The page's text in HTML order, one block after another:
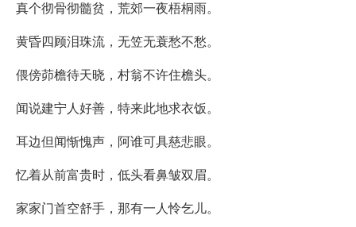
真个彻骨彻髓贫，荒郊一夜梧桐雨。
黄昏四顾泪珠流，无笠无蓑愁不愁。
偎傍茆檐待天晓，村翁不许住檐头。
闻说建宁人好善，特来此地求衣饭。
耳边但闻惭愧声，阿谁可具慈悲眼。
忆着从前富贵时，低头看鼻皱双眉。
家家门首空舒手，那有一人怜乞儿。